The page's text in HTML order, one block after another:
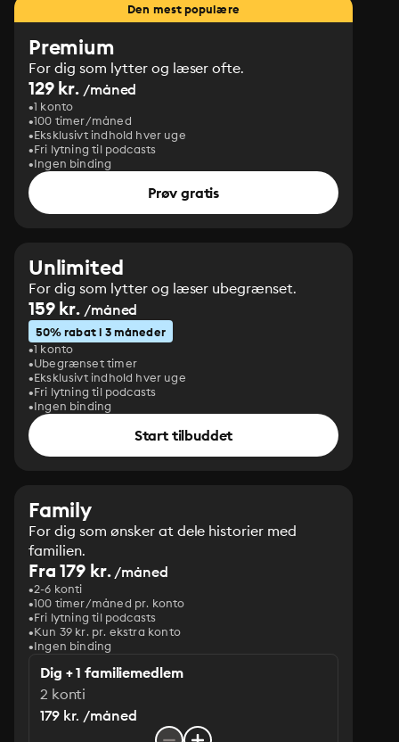
Den mest populære
Premium
For dig som lytter og læser ofte.
129 kr. /måned
1 konto
100 timer/måned
Eksklusivt indhold hver uge
Fri lytning til podcasts
Ingen binding
Prøv gratis
Unlimited
For dig som lytter og læser ubegrænset.
159 kr. /måned
50% rabat i 3 måneder
1 konto
Ubegrænset timer
Eksklusivt indhold hver uge
Fri lytning til podcasts
Ingen binding
Start tilbuddet
Family
For dig som ønsker at dele historier med
familien.
Fra 179 kr./måned
2-6 konti
100 timer/måned pr. konto
Fri lytning til podcasts
Kun 39 kr. pr. ekstra konto
Ingen binding
Dig + 1 familiemedlem
2 konti
179 kr. /måned